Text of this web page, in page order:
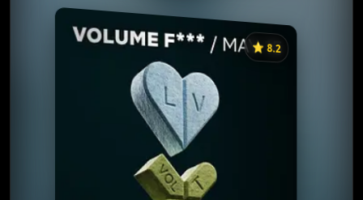
⭐️ 8.2
《爱，死亡和机器人》
⭐️ 评分：8.2 | 🎬 2019年
📺 连载中
夸克网盘